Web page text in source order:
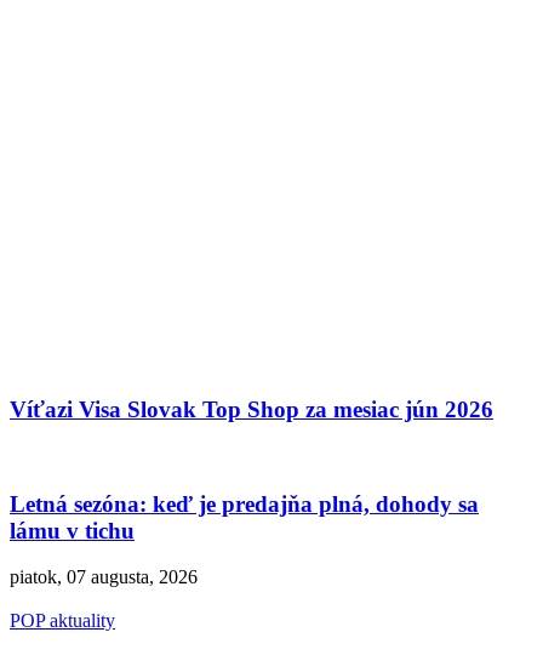
Víťazi Visa Slovak Top Shop za mesiac jún 2026
Letná sezóna: keď je predajňa plná, dohody sa
lámu v tichu
piatok, 07 augusta, 2026
POP aktuality